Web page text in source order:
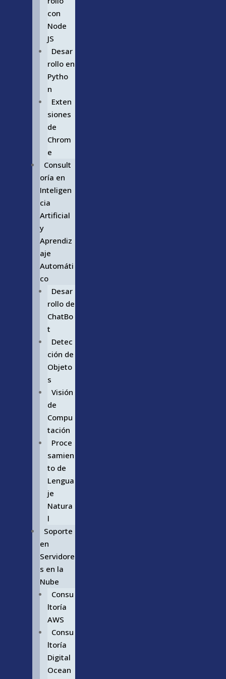
con
Node
JS
Desar
rollo en
Pytho
n
Exten
siones
de
Chrom
e
Consult
oría en
Inteligen
cia
Artificial
y
Aprendiz
aje
Automáti
co
Desar
rollo de
ChatBo
t
Detec
ción de
Objeto
s
Visión
de
Compu
tación
Proce
samien
to de
Lengua
je
Natura
l
Soporte
en
Servidore
s en la
Nube
Consu
ltoría
AWS
Consu
ltoría
Digital
Ocean